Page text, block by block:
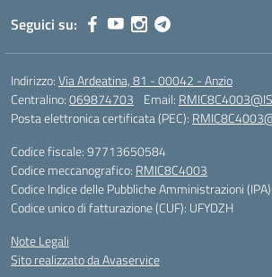
Seguici su:
Indirizzo:Via Ardeatina, 81 - 00042 - Anzio
Centralino:069874703 Email:
Posta elettronica certificata (PEC):
Codice fiscale: 97713650584
Codice meccanografico: RMIC8C4003
Codice Indice delle Pubbliche Amministrazioni
Codice unico di fatturazione (CUF): UFYDZH
Note Legali
Sito realizzato da Avaservice